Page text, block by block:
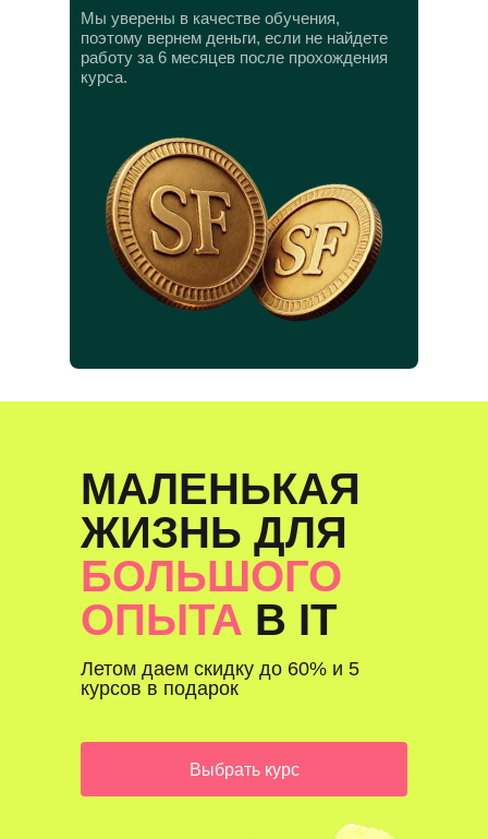
Мы уверены в качестве обучения,
поэтому вернем деньги, если не найдете
работу за 6 месяцев после прохождения
курса.
Летом даем скидку до 60% и 5
курсов в подарок
МАЛЕНЬКАЯ
ЖИЗНЬ ДЛЯ
БОЛЬШОГО
ОПЫТА В IT
Выбрать курс